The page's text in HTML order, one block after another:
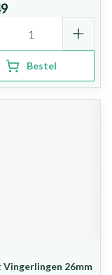
Bestel
Vingerlingen 26mm